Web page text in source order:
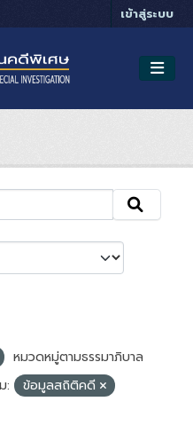
เข้าสู่ระบบ
หมวดหมู่ตามธรรมาภิบาล
: ข้อมูลสถิติคดี